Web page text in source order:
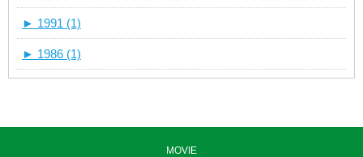
► 1991 (1)
► 1986 (1)
MOVIE